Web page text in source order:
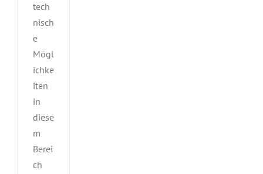
tech
nisch
e
Mögl
ichke
iten
in
diese
m
Berei
ch